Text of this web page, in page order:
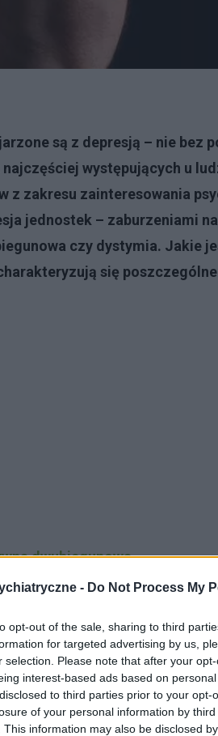
- Do Not Process My
opt-out of the sale, sharing to third
for targeted advertising by us,
selection. Please note that after your
interest-based ads based on
to third parties prior to your
of your personal information by
This information may also be disclosed
są z depresją – nie bez
występujących u
z zakresu zainteresowania
jednostek – zaburzeniami
czy dystymia. Jakie
się
dwubiegunowa
problemów, z którymi